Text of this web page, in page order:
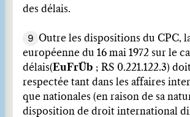
des délais.
9
Outre les dispositions du CPC,
européenne du 16 mai 1972 sur le
délais( EuFrÜb ; RS 0.221.122.3)
respectée tant dans les affaires
que nationales (en raison de sa
disposition de droit international